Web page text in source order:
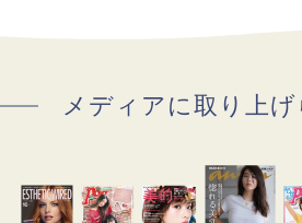
メディアに取り上